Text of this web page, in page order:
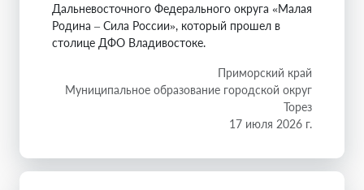
Дальневосточного Федерального округа «Малая
Родина – Сила России», который прошел в
столице ДФО Владивостоке.
Приморский край
Муниципальное образование городской округ
Торез
17 июля 2026 г.